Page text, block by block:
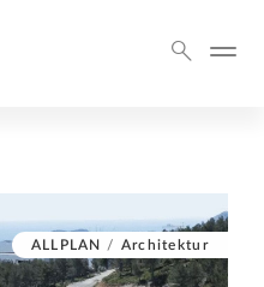
ALLPLAN / Architektur